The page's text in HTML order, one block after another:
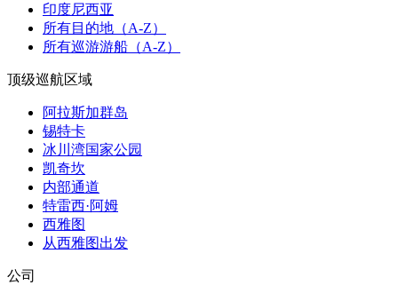
印度尼西亚
所有目的地（A-Z）
所有巡游游船（A-Z）
顶级巡航区域
阿拉斯加群岛
锡特卡
冰川湾国家公园
凯奇坎
内部通道
特雷西·阿姆
西雅图
从西雅图出发
公司